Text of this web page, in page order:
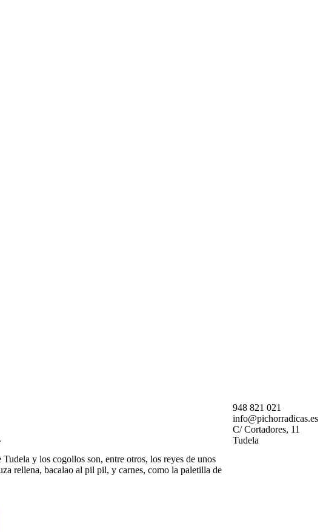
Tudela y los cogollos son, entre otros, los reyes de unos
rellena, bacalao al pil pil, y carnes, como la paletilla de
948 821 021
info@pichorradicas.es
C/ Cortadores, 11
Tudela